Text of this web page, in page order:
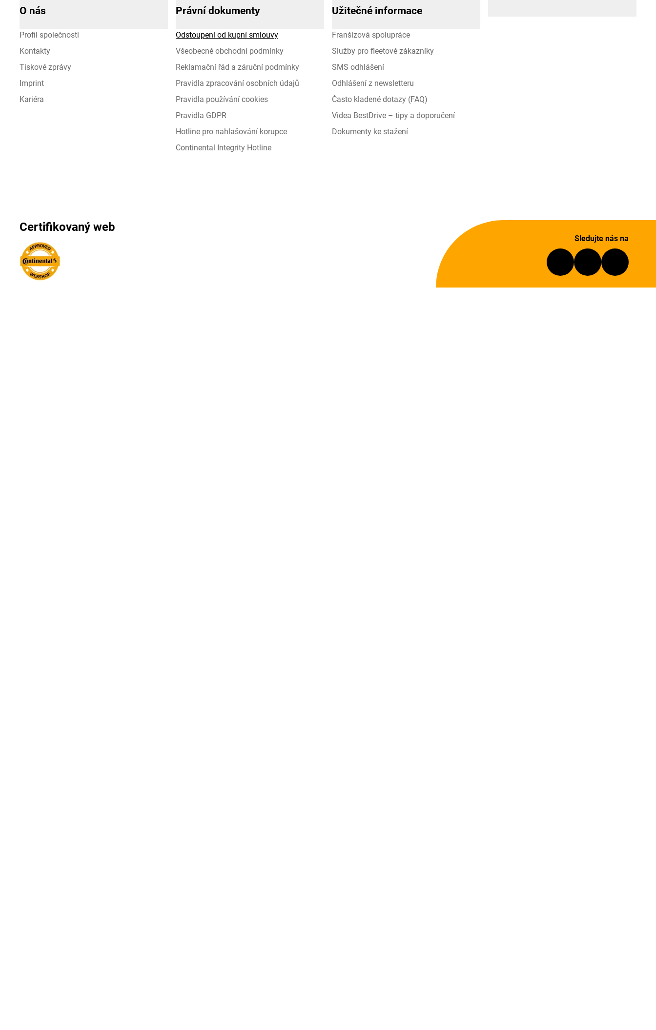
O nás
Profil společnosti
Kontakty
Tiskové zprávy
Imprint
Kariéra
Právní dokumenty
Odstoupení od kupní smlouvy
Všeobecné obchodní podmínky
Reklamační řád a záruční podmínky
Pravidla zpracování osobních údajů
Pravidla používání cookies
Pravidla GDPR
Hotline pro nahlašování korupce
Continental Integrity Hotline
Užitečné informace
Franšízová spolupráce
Služby pro fleetové zákazníky
SMS odhlášení
Odhlášení z newsletteru
Často kladené dotazy (FAQ)
Videa BestDrive – tipy a doporučení
Dokumenty ke stažení
Certifikovaný web
Sledujte nás na